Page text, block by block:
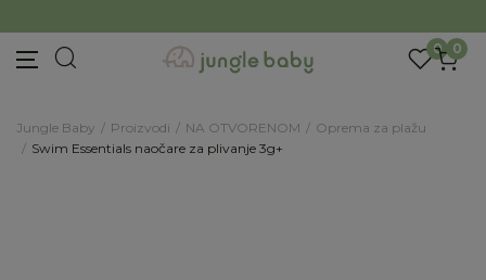
0 0
Jungle Baby Proizvodi NA OTVORENOM
Oprema za plažu
Swim Essentials naočare za plivanje 3g+
Prijavite se za novosti i promocije. Budite prvi
koji će saznati za naše najnovije proizvode i
Unesite Vašu e‑mail adresu da biste se prijavili na newsletter.